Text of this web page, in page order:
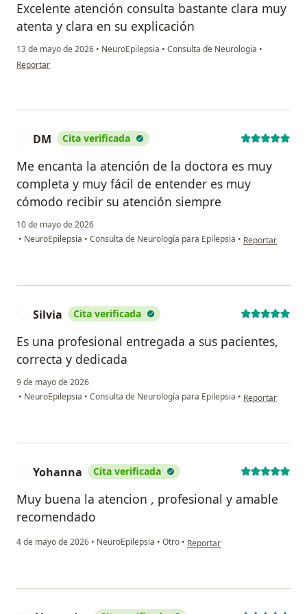
Excelente atención consulta bastante clara muy
atenta y clara en su explicación
13 de mayo de 2026 • NeuroEpilepsia • Consulta de Neurologia •
en opinión del usuario Alberto Visbal
Reportar
DM Cita verificada
Me encanta la atención de la doctora es muy
completa y muy fácil de entender es muy
cómodo recibir su atención siempre
10 de mayo de 2026
• NeuroEpilepsia • Consulta de Neurología para Epilepsia • en opinión del
Reportar
Silvia Cita verificada
Es una profesional entregada a sus pacientes,
correcta y dedicada
9 de mayo de 2026
• NeuroEpilepsia • Consulta de Neurología para Epilepsia • en opinión del
Reportar
Yohanna Cita verificada
Muy buena la atencion , profesional y amable
recomendado
4 de mayo de 2026 • NeuroEpilepsia • Otro • en opinión del usuario Yohanna
Reportar